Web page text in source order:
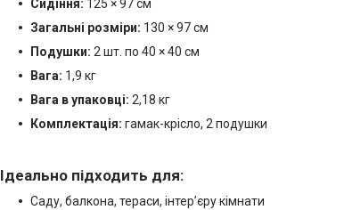
Сидіння: 125 × 97 см
Загальні розміри: 130 × 97 см
Подушки: 2 шт. по 40 × 40 см
Вага: 1,9 кг
Вага в упаковці: 2,18 кг
Комплектація: гамак-крісло, 2 подушки
Ідеально підходить для:
Саду, балкона, тераси, інтер’єру кімнати